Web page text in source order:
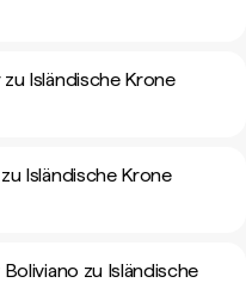
Isländische Krone
Isländische Krone
zu Isländische